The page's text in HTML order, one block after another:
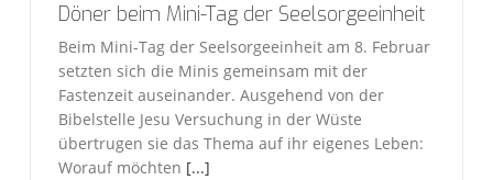
Döner beim Mini-Tag der Seelsorgeeinheit
Beim Mini-Tag der Seelsorgeeinheit am 8. Februar
setzten sich die Minis gemeinsam mit der
Fastenzeit auseinander. Ausgehend von der
Bibelstelle Jesu Versuchung in der Wüste
übertrugen sie das Thema auf ihr eigenes Leben:
Worauf möchten [...]